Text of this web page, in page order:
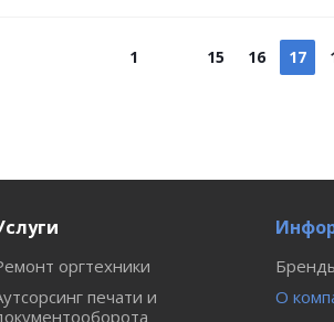
1 15 16 17
оргтехники
печати и
О